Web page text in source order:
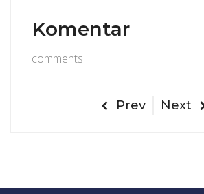
Komentar
comments
Prev Next